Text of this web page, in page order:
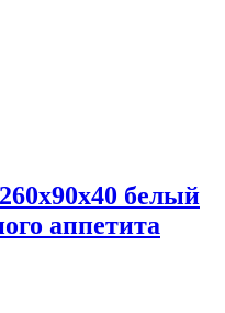
белый
аппетита